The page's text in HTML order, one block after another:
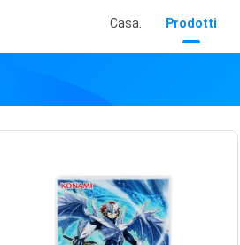
Casa. Prodotti